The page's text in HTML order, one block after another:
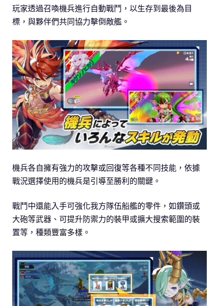
玩家透過召喚機兵進行自動戰鬥，以生存到最後為目
標，與夥伴們共同協力擊倒敵艦。
機兵各自擁有強力的攻擊或回復等各種不同技能，依據
戰況選擇使用的機兵是引導至勝利的關鍵。
戰鬥中還能入手可強化我方隊伍船艦的零件，如鑽頭或
大砲等武器、可提升防禦力的裝甲或擴大搜索範圍的裝
置等，種類豐富多樣。